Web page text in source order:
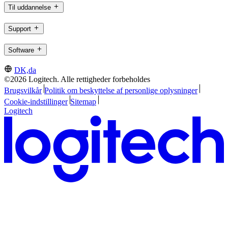
Til uddannelse
Support
Software
DK,da
©2026 Logitech. Alle rettigheder forbeholdes
Brugsvilkår Politik om beskyttelse af personlige oplysninger
Cookie-indstillinger Sitemap
Logitech